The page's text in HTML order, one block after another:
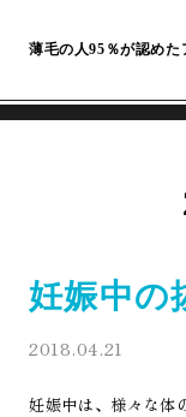
薄毛の人95％が認めた
妊娠中の
2018.04.21
妊娠中は、様々な体